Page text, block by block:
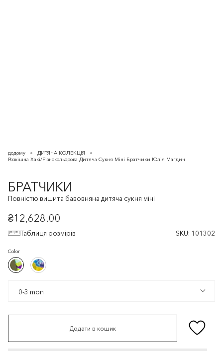
додому
ДИТЯЧА КОЛЕКЦІЯ
Розкішна Хакі/Різнокольорова Дитяча Сукня Міні Братчики Юлія Магдич
БРАТЧИКИ
Повністю вишита бавовняна дитяча сукня міні
₴12,628.00
Таблиця розмірів SKU: 101302
Color
Хакі/
Різнокольоровий
Хакі/
Жовтий/
Синій
Жовтий/
0-3 mon
0-3 mon
Додати в кошик